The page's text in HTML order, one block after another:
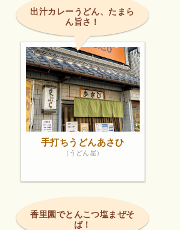
出汁カレーうどん、たまら
ん旨さ！
手打ちうどんあさひ
（うどん屋）
香里園でとんこつ塩まぜそ
ば！